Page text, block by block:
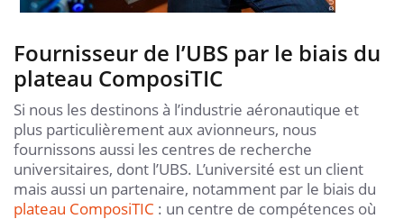
Fournisseur de l’UBS par le biais du
plateau ComposiTIC
Si nous les destinons à l’industrie aéronautique et
plus particulièrement aux avionneurs, nous
fournissons aussi les centres de recherche
universitaires, dont l’UBS. L’université est un client
mais aussi un partenaire, notamment par le biais du
plateau ComposiTIC : un centre de compétences où